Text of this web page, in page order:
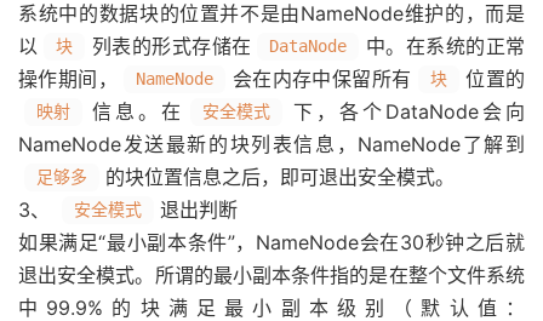
系统中的数据块的位置并不是由NameNode维护的，而是
以
块 列表的形式存储在 DataNode
中。在系统的正常
操作期间，
NameNode 会在内存中保留所有 块 位置的
映射 信息。在 安全模式
下，各个DataNode会向
NameNode发送最新的块列表信息，NameNode了解到
足够多
的块位置信息之后，即可退出安全模式。
3、
安全模式
退出判断
如果满足“最小副本条件”，NameNode会在30秒钟之后就
退出安全模式。所谓的最小副本条件指的是在整个文件系统
中99.9%的块满足最小副本级别（默认值：